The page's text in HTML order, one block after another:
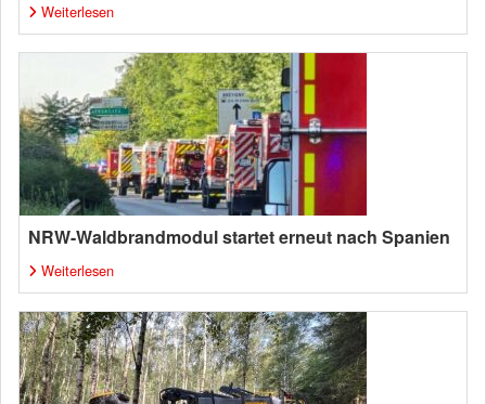
Weiterlesen
NRW-Waldbrandmodul startet erneut nach Spanien
Weiterlesen